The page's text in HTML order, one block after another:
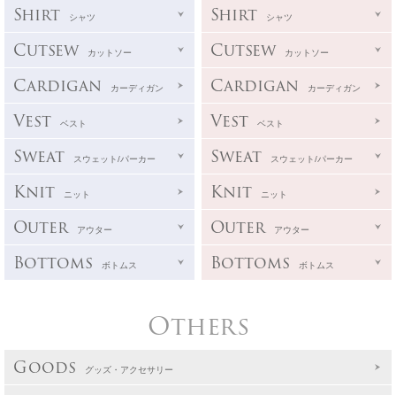
Shirt シャツ
Cutsew カットソー
Cardigan カーディガン
Vest ベスト
Sweat スウェット/パーカー
Knit ニット
Outer アウター
Bottoms ボトムス
Shirt シャツ
Cutsew カットソー
Cardigan カーディガン
Vest ベスト
Sweat スウェット/パーカー
Knit ニット
Outer アウター
Bottoms ボトムス
Others
Goods グッズ・アクセサリー